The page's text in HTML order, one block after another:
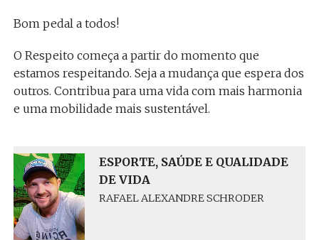
Bom pedal a todos!
O Respeito começa a partir do momento que
estamos respeitando. Seja a mudança que espera dos
outros. Contribua para uma vida com mais harmonia
e uma mobilidade mais sustentável.
ESPORTE, SAÚDE E QUALIDADE
DE VIDA
RAFAEL ALEXANDRE SCHRODER